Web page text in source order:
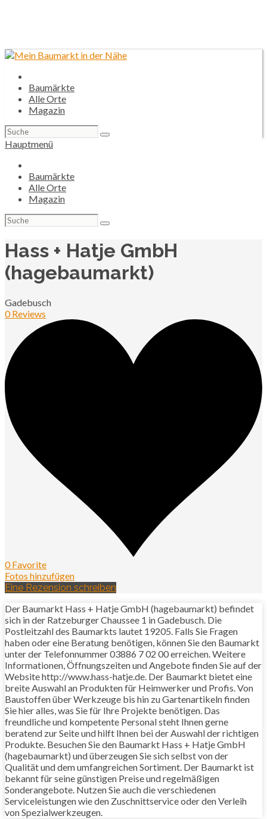
Baumärkte
Alle Orte
Magazin
Suchen
nach:
Hauptmenü
Baumärkte
Alle Orte
Magazin
Suchen
nach:
Hass + Hatje GmbH
(hagebaumarkt)
Gadebusch
0 Reviews
0 Favorite
Fotos hinzufügen
Eine Rezension schreiben
Der Baumarkt Hass + Hatje GmbH (hagebaumarkt) befindet
sich in der Ratzeburger Chaussee 1 in Gadebusch. Die
Postleitzahl des Baumarkts lautet 19205. Falls Sie Fragen
haben oder eine Beratung benötigen, können Sie den Baumarkt
unter der Telefonnummer 03886 7 02 00 erreichen. Weitere
Informationen, Öffnungszeiten und Angebote finden Sie auf der
Website http://www.hass-hatje.de. Der Baumarkt bietet eine
breite Auswahl an Produkten für Heimwerker und Profis. Von
Baustoffen über Werkzeuge bis hin zu Gartenartikeln finden
Sie hier alles, was Sie für Ihre Projekte benötigen. Das
freundliche und kompetente Personal steht Ihnen gerne
beratend zur Seite und hilft Ihnen bei der Auswahl der richtigen
Produkte. Besuchen Sie den Baumarkt Hass + Hatje GmbH
(hagebaumarkt) und überzeugen Sie sich selbst von der
Qualität und dem umfangreichen Sortiment. Der Baumarkt ist
bekannt für seine günstigen Preise und regelmäßigen
Sonderangebote. Nutzen Sie auch die verschiedenen
Serviceleistungen wie den Zuschnittservice oder den Verleih
von Spezialwerkzeugen.